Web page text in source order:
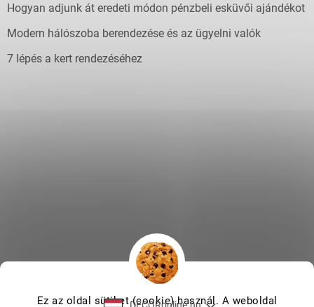
Ez az oldal sütiket (cookie) használ. A weboldal
Hogyan adjunk át eredeti módon pénzbeli esküvői ajándékot
Modern hálószoba berendezése és az ügyelni valók
7 lépés a kert rendezéséhez